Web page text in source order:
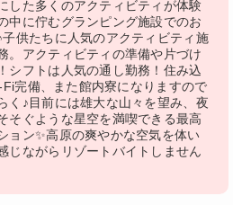
した多くのアクティビティが体験
中に佇むグランピング施設でのお
子供たちに人気のアクティビティ施
。アクティビティの準備や片づけ
シフトは人気の通し勤務！住み込
完備、また館内寮になりますので
く♪目前には雄大な山々を望み、夜
そぐような星空を満喫できる最高
ョン✨高原の爽やかな空気を体い
じながらリゾートバイトしません